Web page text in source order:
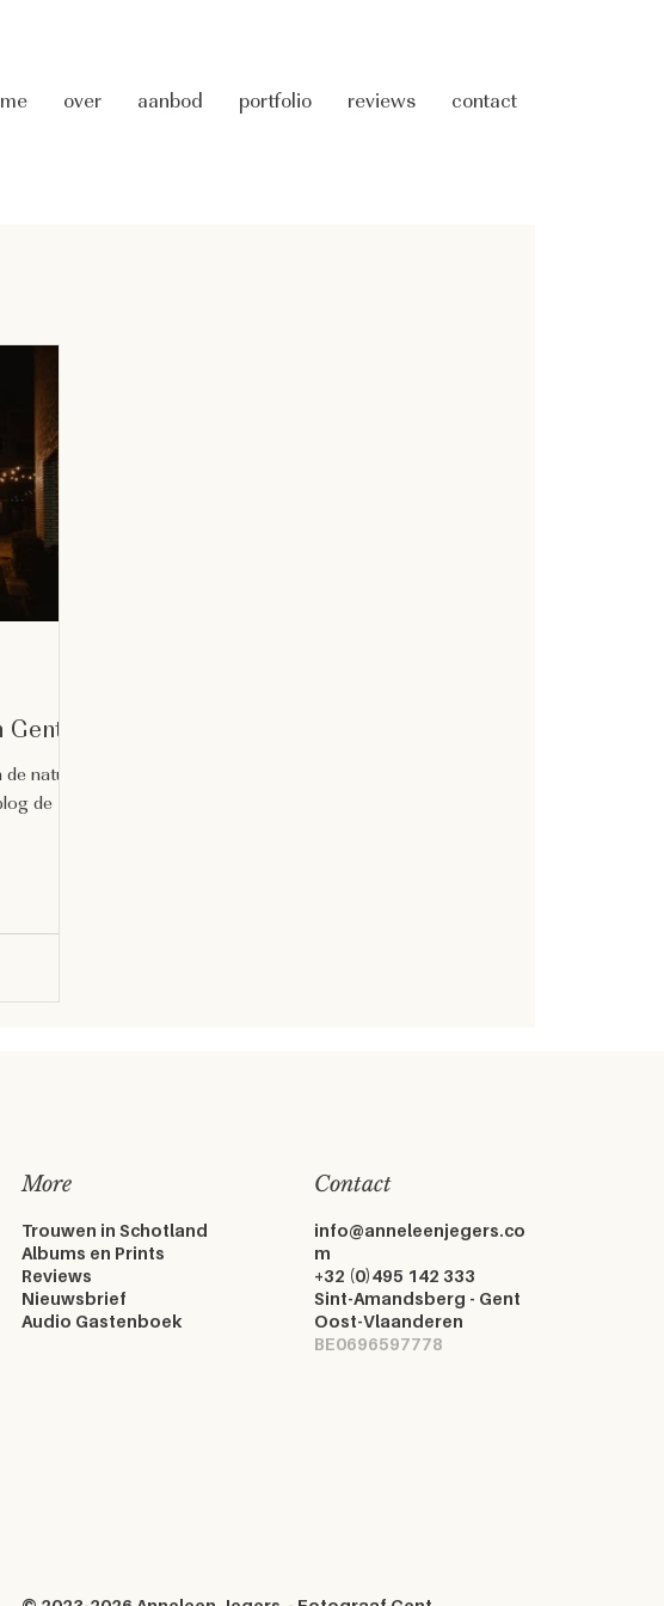
over aanbod portfolio reviews contact
natuur,
de 5
More
Trouwen in Schotland
Albums en Prints
Reviews
Nieuwsbrief
Audio Gastenboek
Contact
info@anneleenjegers.co
m
+32 (0)495 142 333
Sint-Amandsberg - Gent
Oost-Vlaanderen
BE0696597778